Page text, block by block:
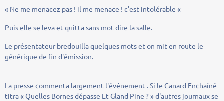
« Ne me menacez pas ! il me menace ! c'est intolérable «
Puis elle se leva et quitta sans mot dire la salle.
Le présentateur bredouilla quelques mots et on mit en route le
générique de fin d'émission.
La presse commenta largement l'événement . Si le Canard Enchaîné
titra « Quelles Bornes dépasse Et Gland Pine ? » d'autres journaux se